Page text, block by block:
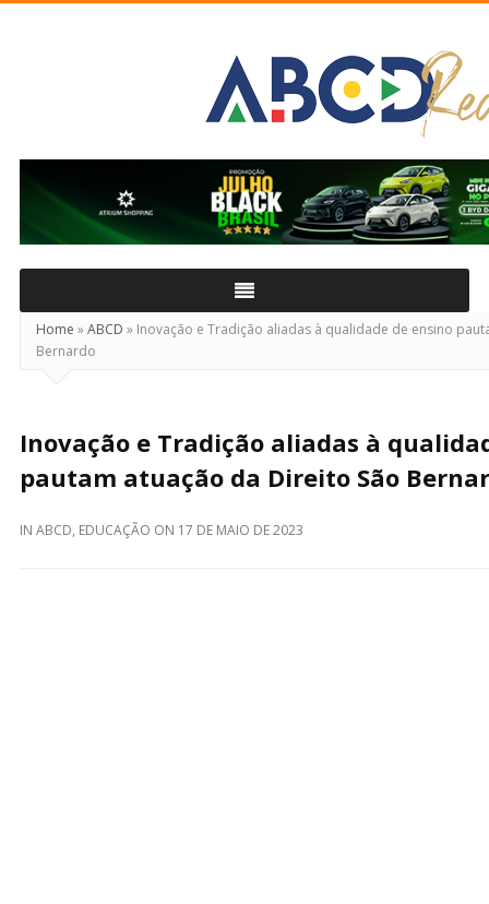
Real
Home »ABCD » Inovação e Tradição aliadas à qualidade de ensino
Bernardo
Inovação e Tradição aliadas à
pautam atuação da Direito São
IN ABCD, EDUCAÇÃO ON 17 DE MAIO DE 2023